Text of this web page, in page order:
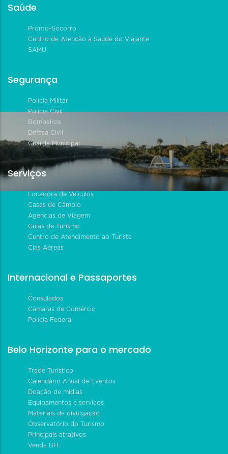
Saúde
Pronto-Socorro
Centro de Atenção à Saúde do Viajante
SAMU
Segurança
Polícia Militar
Polícia Civil
Bombeiros
Defesa Civil
Guarda Municipal
Serviços
Locadora de Veículos
Casas de Câmbio
Agências de Viagem
Guias de Turismo
Centro de Atendimento ao Turista
Cias Aéreas
Internacional e Passaportes
Consulados
Câmaras de Comércio
Polícia Federal
Belo Horizonte para o mercado
Trade Turístico
Calendário Anual de Eventos
Doação de mídias
Equipamentos e serviços
Materiais de divulgação
Observatório do Turismo
Principais atrativos
Venda BH